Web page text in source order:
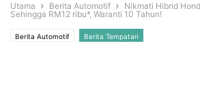
Utama Berita Automotif
Nikmati Hibrid
Sehingga RM12 ribu*, Waranti 10 Tahun!
Berita Automotif Berita Tempatan